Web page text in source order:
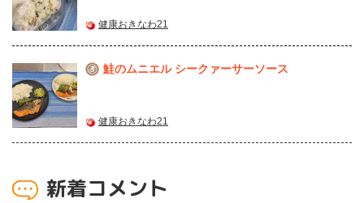
健康おきなわ21
3 鮭のムニエル シークァーサーソース
健康おきなわ21
新着コメント